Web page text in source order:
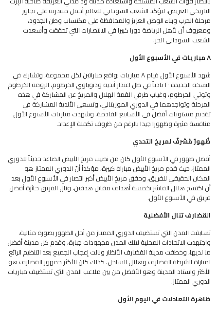
التاريخي العريض، ليؤكد الشعب السوداني للعالم أجمل مقدرته على تجاوز
مرحلة الحرب وبناء الوطن العزيز والمحافظة على مكتساب وطن الجدود،
ومعروف أن لأهل الرياضة دورا كبيرا في الانتصارات التي تحققت وأسعدت
الشعب السوداني الحر.
٨ مباريات في الأسبوع الأول
شهد الأسبوع الأول قيام ٨ مباريات بواقع مباراتين لكل مجموعة، وتشارك في
النسخة الجديدة ٢٠ نادياً في ظل اعتذار أندية ودنوباوي الخرطوم، الزومة الخرطوم
وتوتي الخرطوم، وغياب طرفي القمة الهلال والمريخ عن المشاركة في هذه
المرحلة وتواجدهما في الدوري الموريتاني، وتسعى الأندية المشاركة في
تقديم مستويات أفضل في الأسابيع القادمة، وشهدت مباريات الأسبوع الأول
منافسة مثيرة وظهورا جيدا بالرغم من ظروف تكملة الإعداد.
ظُهورٌ مُشرفٌ لمريخ التحدي
أفضل ظهور في الأسبوع الأول كان من نصيب مريخ الأبيض الصاعد حديثاً للدوري
الممتاز، حيث قدم مريخ الأبيض مباراة كبيرة، مؤكداً أنّ الدوري الممتاز هو
المكان الحقيقي للفريق، وحقق مريخ الأبيض أكبر انتصار في الأسبوع الأول بعد
أن اكتسح هلال الفاشر بخمسة أهداف مقابل هدفين، ونال الفريق جائزة أفضل
فريق في الأسبوع الأول.
القضارف تنال الأفضلية
تسابقت المدن التي تستضيف الدوري الممتاز من أجل الظهور بصورة مثالية،
واجتهدت الاتحادات المحلية لتلك المدن مجهودات جبارة، وقدم كل مدينة أفضل
ما لديها، وخطفت مدينة القضارف الأنظار ونالت إعجاب الجميع بعد التنظيم الرائع
لمباراة الشرطة القضارف وهلال الساحل، كذلك كان الأكثر جمهور القضارف هو
الأكثر واستاد المدينة وهو الأفضل من بين ملاعب المدن التى تستضيف مباريات
الدوري الممتاز.
ظاهرة التعادلات في اليوم الأول